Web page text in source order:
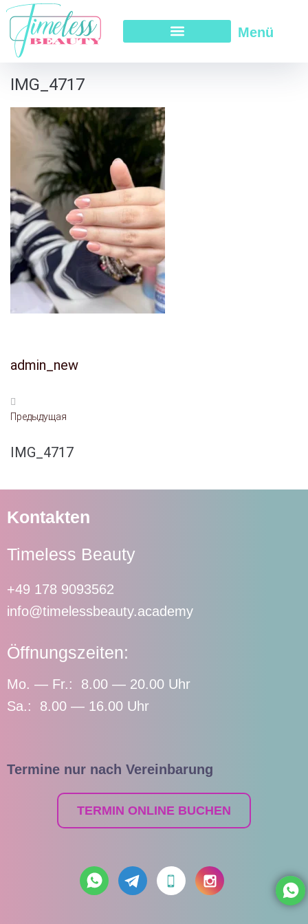
Menü
IMG_4717
admin_new
Предыдущая
IMG_4717
Kontakten
Timeless Beauty
+49 178 9093562
info@timelessbeauty.academy
Öffnungszeiten:
Mo. — Fr.: 8.00 — 20.00 Uhr
Sa.: 8.00 — 16.00 Uhr
Termine nur nach Vereinbarung
TERMIN ONLINE BUCHEN